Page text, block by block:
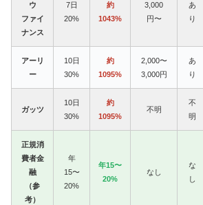
ウ
ファイ
ナンス
7日
20%
約
1043%
3,000
円〜
あ
り
アーリ
ー
10日
30%
約
1095%
2,000〜
3,000円
あ
り
ガッツ
10日
30%
約
1095%
不明
不
明
正規消
費者金
融
（参
考）
年
15〜
20%
年15〜
20%
なし
な
し